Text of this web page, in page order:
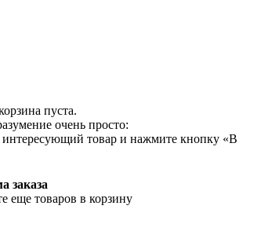
пуста.
очень просто:
интересующий товар и нажмите кнопку «В
заказа
еще товаров в корзину